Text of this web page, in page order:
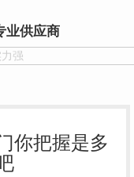
业供应商
强
你把握是多